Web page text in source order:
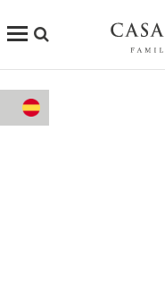
Tienda Online